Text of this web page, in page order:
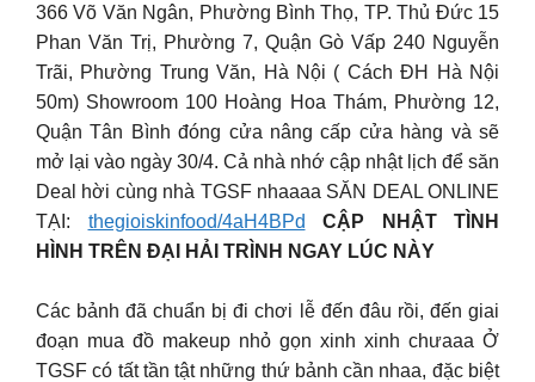
366 Võ Văn Ngân, Phường Bình Thọ, TP. Thủ Đức 15
Phan Văn Trị, Phường 7, Quận Gò Vấp 240 Nguyễn
Trãi, Phường Trung Văn, Hà Nội ( Cách ĐH Hà Nội
50m) Showroom 100 Hoàng Hoa Thám, Phường 12,
Quận Tân Bình đóng cửa nâng cấp cửa hàng và sẽ
mở lại vào ngày 30/4. Cả nhà nhớ cập nhật lịch để săn
Deal hời cùng nhà TGSF nhaaaa SĂN DEAL ONLINE
TẠI: thegioiskinfood/4aH4BPd
CẬP NHẬT TÌNH
HÌNH TRÊN ĐẠI HẢI TRÌNH NGAY LÚC NÀY
Các bảnh đã chuẩn bị đi chơi lễ đến đâu rồi, đến giai
đoạn mua đồ makeup nhỏ gọn xinh xinh chưaaa Ở
TGSF có tất tần tật những thứ bảnh cần nhaa, đặc biệt